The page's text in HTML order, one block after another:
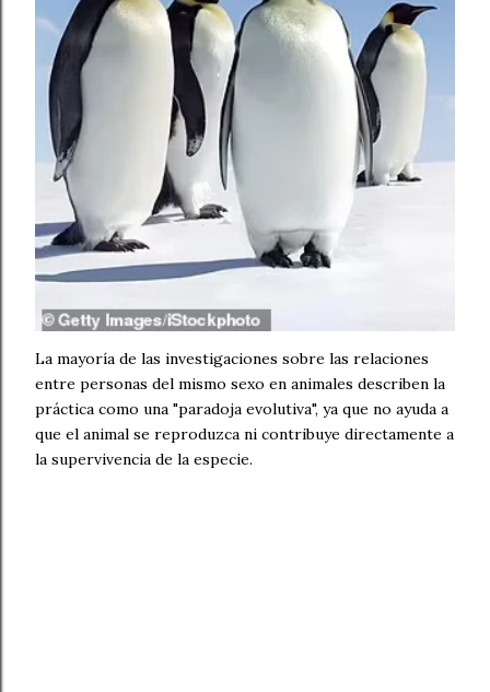
La mayoría de las investigaciones sobre las relaciones
entre personas del mismo sexo en animales describen la
práctica como una "paradoja evolutiva", ya que no ayuda a
que el animal se reproduzca ni contribuye directamente a
la supervivencia de la especie.